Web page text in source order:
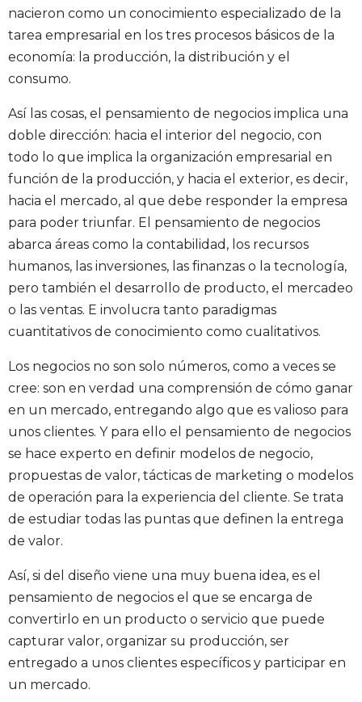
nacieron como un conocimiento especializado de la
tarea empresarial en los tres procesos básicos de la
economía: la producción, la distribución y el
consumo.
Así las cosas, el pensamiento de negocios implica una
doble dirección: hacia el interior del negocio, con
todo lo que implica la organización empresarial en
función de la producción, y hacia el exterior, es decir,
hacia el mercado, al que debe responder la empresa
para poder triunfar. El pensamiento de negocios
abarca áreas como la contabilidad, los recursos
humanos, las inversiones, las finanzas o la tecnología,
pero también el desarrollo de producto, el mercadeo
o las ventas. E involucra tanto paradigmas
cuantitativos de conocimiento como cualitativos.
Los negocios no son solo números, como a veces se
cree: son en verdad una comprensión de cómo ganar
en un mercado, entregando algo que es valioso para
unos clientes. Y para ello el pensamiento de negocios
se hace experto en definir modelos de negocio,
propuestas de valor, tácticas de marketing o modelos
de operación para la experiencia del cliente. Se trata
de estudiar todas las puntas que definen la entrega
de valor.
Así, si del diseño viene una muy buena idea, es el
pensamiento de negocios el que se encarga de
convertirlo en un producto o servicio que puede
capturar valor, organizar su producción, ser
entregado a unos clientes específicos y participar en
un mercado.